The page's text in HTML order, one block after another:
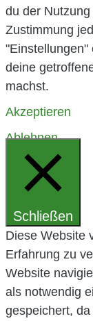
du der
Zustimmung
"Einstellungen"
deine
machst.
Akzeptieren
Ablehnen
EINSTELLUNGEN
Schließen
Diese Website
Erfahrung zu
Website
als notwendig
gespeichert,